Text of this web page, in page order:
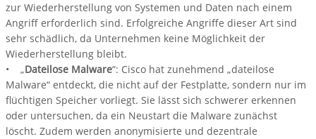
zur Wiederherstellung von Systemen und Daten nach einem
Angriff erforderlich sind. Erfolgreiche Angriffe dieser Art sind
sehr schädlich, da Unternehmen keine Möglichkeit der
Wiederherstellung bleibt.
• „Dateilose Malware“: Cisco hat zunehmend „dateilose
Malware“ entdeckt, die nicht auf der Festplatte, sondern nur im
flüchtigen Speicher vorliegt. Sie lässt sich schwerer erkennen
oder untersuchen, da ein Neustart die Malware zunächst
löscht. Zudem werden anonymisierte und dezentrale